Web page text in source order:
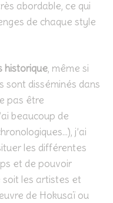
abordable, ce qui
de chaque style
historique, même si
sont disséminés dans
pas être
beaucoup de
j’ai
les différentes
et de pouvoir
soit les artistes et
de Hokusaï ou